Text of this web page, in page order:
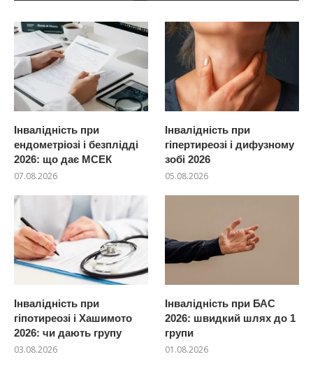
Інвалідність при
ендометріозі і безплідді
2026: що дає МСЕК
07.08.2026
Інвалідність при
гіпертиреозі і дифузному
зобі 2026
05.08.2026
Інвалідність при
гіпотиреозі і Хашимото
2026: чи дають групу
03.08.2026
Інвалідність при БАС
2026: швидкий шлях до 1
групи
01.08.2026